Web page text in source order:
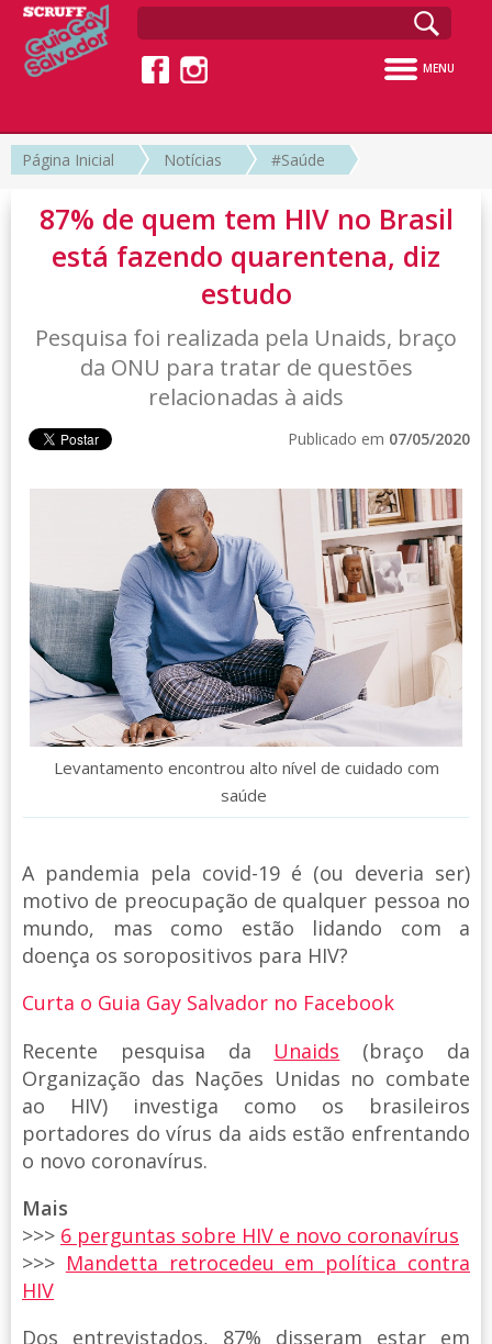
MENU
Página Inicial Notícias #Saúde
87% de quem tem HIV no Brasil
está fazendo quarentena, diz
estudo
Pesquisa foi realizada pela Unaids, braço
da ONU para tratar de questões
relacionadas à aids
Publicado em 07/05/2020
Levantamento encontrou alto nível de cuidado com
saúde
A pandemia pela covid-19 é (ou deveria ser)
motivo de preocupação de qualquer pessoa no
mundo, mas como estão lidando com a
doença os soropositivos para HIV?
Curta o Guia Gay Salvador no Facebook
Recente pesquisa da Unaids (braço da
Organização das Nações Unidas no combate
ao HIV) investiga como os brasileiros
portadores do vírus da aids estão enfrentando
o novo coronavírus.
Mais
>>> 6 perguntas sobre HIV e novo coronavírus
>>> Mandetta retrocedeu em política contra
HIV
Dos entrevistados, 87% disseram estar em